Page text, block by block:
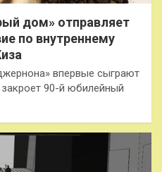
дом» отправляет
по внутреннему
впервые сыграют
90-й юбилейный